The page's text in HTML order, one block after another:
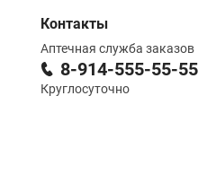
Контакты
Аптечная служба заказов
8-914-555-55-55
Круглосуточно